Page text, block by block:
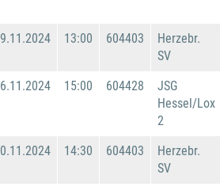
13:00 604403
Herzebr.
SV
15:00 604428
JSG
Hessel/Lox
2
14:30 604403
Herzebr.
SV